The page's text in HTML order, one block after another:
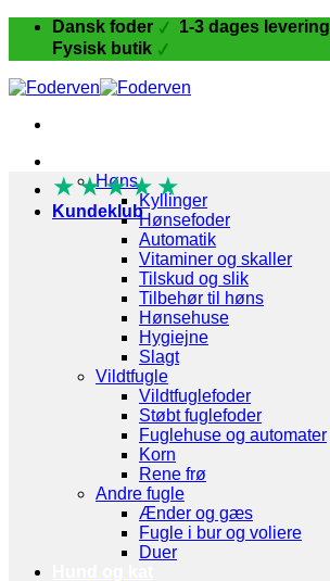
Fortsæt
indhold
Dansk foder 1-3 dages levering
Fysisk butik
Høns
Kyllinger
Hønsefoder
Automatik
Vitaminer og skaller
Tilskud og slik
Tilbehør til høns
Hønsehuse
Hygiejne
Slagt
Vildtfugle
Vildtfuglefoder
Støbt fuglefoder
Fuglehuse og automater
Korn
Rene frø
Andre fugle
Ænder og gæs
Fugle i bur og voliere
Duer
★★★★ ★
Kundeklub